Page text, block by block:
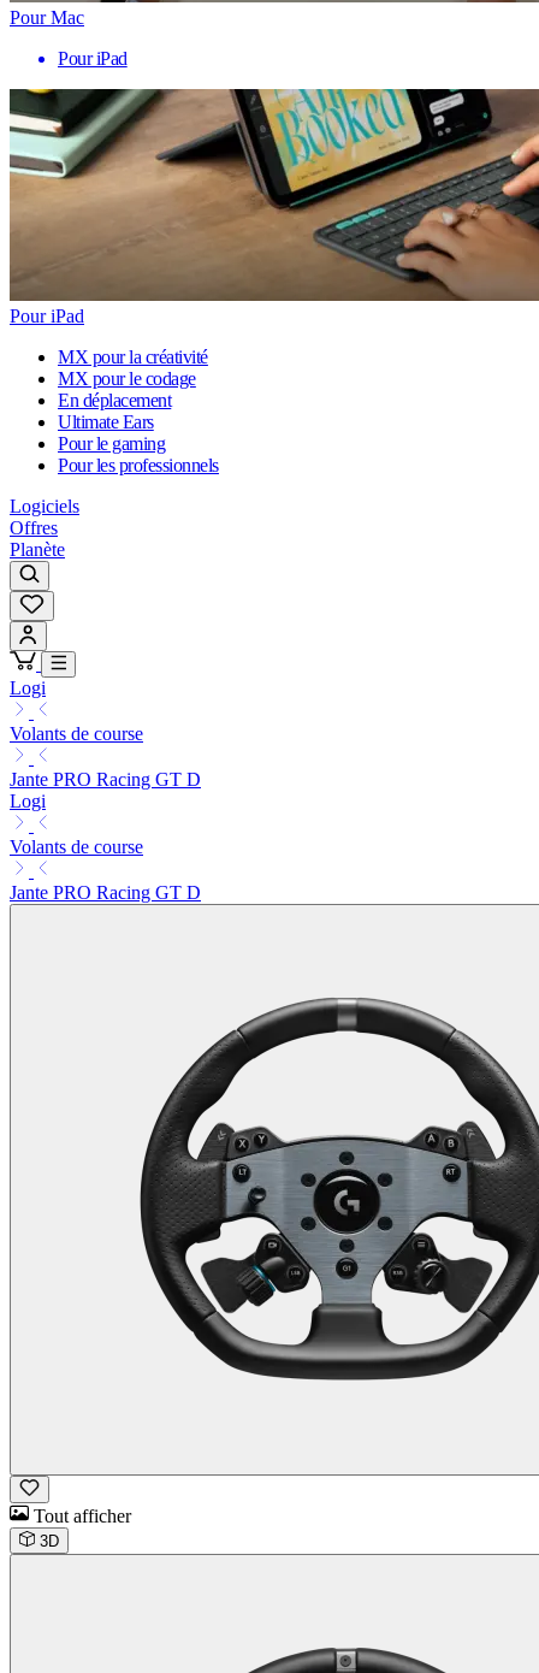
Pour Mac
Pour iPad
Pour iPad
MX pour la créativité
MX pour le codage
En déplacement
Ultimate Ears
Pour le gaming
Pour les professionnels
Logiciels
Offres
Planète
Logi
Volants de course
Jante PRO Racing GT D
Logi
Volants de course
Jante PRO Racing GT D
Tout afficher
3D